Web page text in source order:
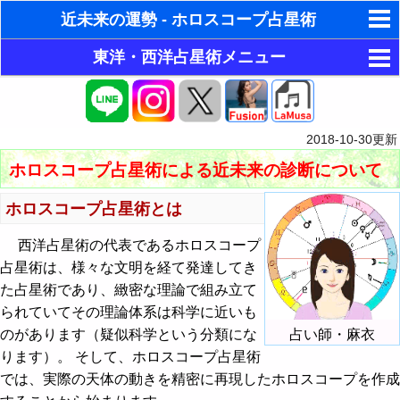
近未来の運勢 - ホロスコープ占星術
ゆめの夢占い
人気の夢占い
手相占いで未来診断
タロットカードで無料占い
命名の姓名判断
飛星派風水で住宅開運
男と女の心理学と心理テスト
東洋・西洋占星術メニュー
今週の運勢
今日の運勢
相性占い
恋愛占い
ホロスコープ占星術
今月の運勢
今週の運勢
今日の運勢
本質診断
性格診断
近未来の運勢
人生の設計図
東洋占星術
簡単四柱推命（六星占術）で今月の運勢
簡単四柱推命（六星占術）で今週の運勢
簡単四柱推命（六星占術）で今日の運勢
簡単四柱推命（六星占術）で性格診断
簡単四柱推命（六星占術）で今月の相性
簡単四柱推命（六星占術）で今日の相性
パワーストーン
恋愛運・結婚運アップ
金運・財運アップ
仕事運・学問運アップ
健康運・生命力アップ
邪気払い・全体運
占い掲示板
占い掲示板の使用ルール
占い掲示板の投稿・編集
運勢メール配信登録
占いエンジン
今日の運勢 - ホロスコープ占星術
相性占い - ホロスコープ占星術
2018-10-30更新
ホロスコープ占星術による近未来の診断について
占い師・麻衣
ホロスコープ占星術とは
西洋占星術の代表であるホロスコープ
占星術は、様々な文明を経て発達してき
た占星術であり、緻密な理論で組み立て
られていてその理論体系は科学に近いも
のがあります（疑似科学という分類にな
ります）。 そして、ホロスコープ占星術
では、実際の天体の動きを精密に再現したホロスコープを作成